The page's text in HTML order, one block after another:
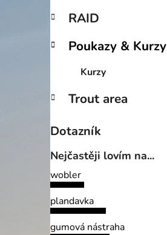
n
l
RAID
Poukazy & Kurzy
Kurzy
Trout area
Dotazník
Nejčastěji lovím na...
wobler
plandavka
gumová nástraha